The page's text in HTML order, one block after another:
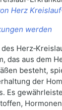
Herz
werden
das aus dem
besteht,
der
Es